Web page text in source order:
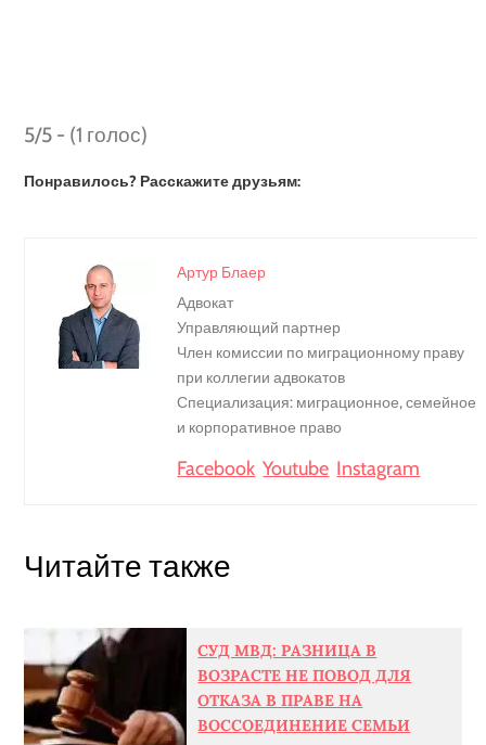
5/5 - (1 голос)
Понравилось? Расскажите друзьям:
Артур Блаер
Адвокат
Управляющий партнер
Член комиссии по миграционному праву
при коллегии адвокатов
Специализация: миграционное, семейное
и корпоративное право
Facebook Youtube Instagram
Читайте также
СУД МВД: РАЗНИЦА В
ВОЗРАСТЕ НЕ ПОВОД ДЛЯ
ОТКАЗА В ПРАВЕ НА
ВОССОЕДИНЕНИЕ СЕМЬИ